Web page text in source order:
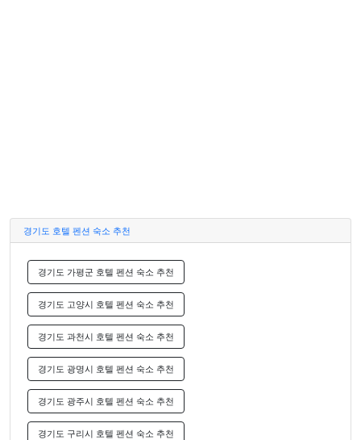
경기도 호텔 펜션 숙소 추천
경기도 가평군 호텔 펜션 숙소 추천
경기도 고양시 호텔 펜션 숙소 추천
경기도 과천시 호텔 펜션 숙소 추천
경기도 광명시 호텔 펜션 숙소 추천
경기도 광주시 호텔 펜션 숙소 추천
경기도 구리시 호텔 펜션 숙소 추천